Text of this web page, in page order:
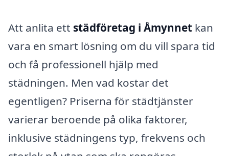
Att anlita ett städföretag i Åmynnet kan
vara en smart lösning om du vill spara tid
och få professionell hjälp med
städningen. Men vad kostar det
egentligen? Priserna för städtjänster
varierar beroende på olika faktorer,
inklusive städningens typ, frekvens och